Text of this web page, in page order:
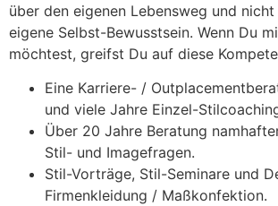
über den eigenen Lebensweg und
eigene Selbst-Bewusstsein. Wenn Du
möchtest, greifst Du auf diese
Eine Karriere- /
und viele Jahre Einzel-
Über 20 Jahre Beratung
Stil- und Imagefragen.
Stil-Vorträge, Stil-Seminare und
Firmenkleidung / Maßkonfektion.